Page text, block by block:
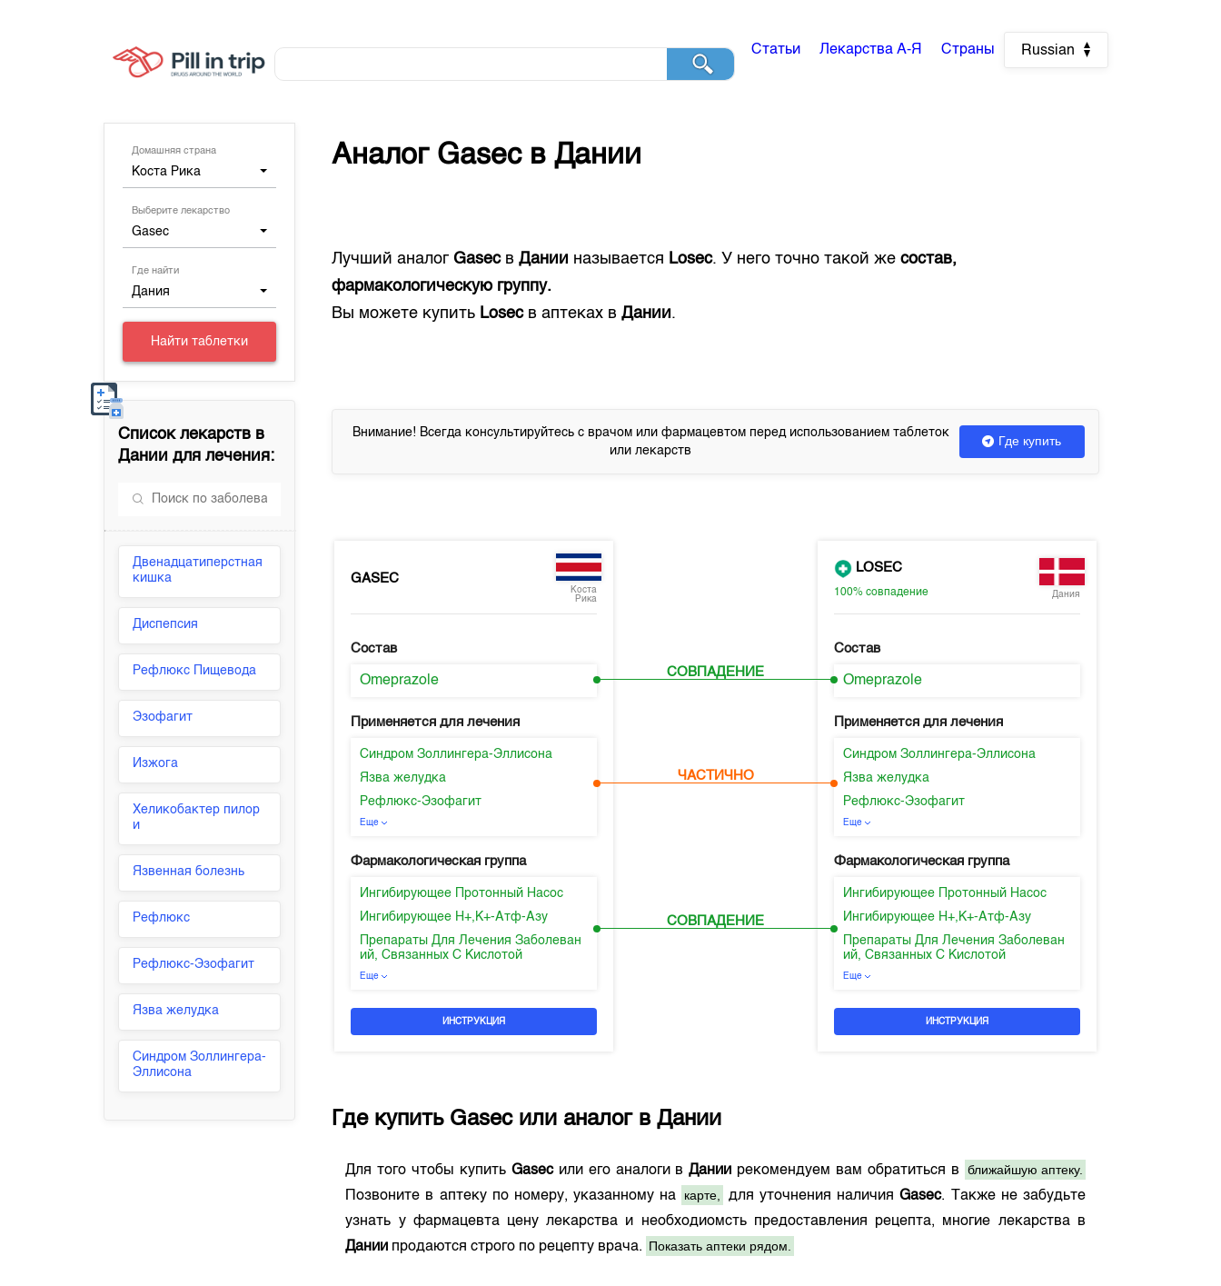
Статьи Лекарства А-Я Страны Russian
Домашняя страна
Коста Рика
Выберите лекарство
Gasec
Где найти
Дания
Найти таблетки
Список лекарств в
Дании для лечения:
Двенадцатиперстная
кишка
Диспепсия
Рефлюкс Пищевода
Эзофагит
Изжога
Хеликобактер пилор
и
Язвенная болезнь
Рефлюкс
Рефлюкс-Эзофагит
Язва желудка
Синдром Золлингера-
Эллисона
Аналог GasecвДании
Лучший аналогGasecвДании называется Losec. У него точно такой же состав,
фармакологическую группу.
Вы можете купить Losecв аптеках вДании.
Внимание! Всегда консультируйтесь с врачом или фармацевтом перед использованием таблеток
или лекарств
Где купить
GASEC
Коста
Рика
Состав
Omeprazole
Применяется для лечения
Синдром Золлингера-Эллисона
Язва желудка
Рефлюкс-Эзофагит
Еще
Фармакологическая группа
Ингибирующее Протонный Насос
Ингибирующее H+,K+-Атф-Азу
Препараты Для Лечения Заболеван
ий, Связанных С Кислотой
Еще
ИНСТРУКЦИЯ
СОВПАДЕНИЕ
ЧАСТИЧНО
СОВПАДЕНИЕ
LOSEC
100% совпадение Дания
Состав
Omeprazole
Применяется для лечения
Синдром Золлингера-Эллисона
Язва желудка
Рефлюкс-Эзофагит
Еще
Фармакологическая группа
Ингибирующее Протонный Насос
Ингибирующее H+,K+-Атф-Азу
Препараты Для Лечения Заболеван
ий, Связанных С Кислотой
Еще
ИНСТРУКЦИЯ
Где купить Gasecили аналог вДании
Для того чтобы купить Gasecили его аналоги вДании рекомендуем вам обратиться в
ближайшую аптеку.
Позвоните в аптеку по номеру, указанному на
карте, для уточнения наличияGasec. Также не забудьте
узнать у фармацевта цену лекарства и необходиомсть предоставления рецепта, многие лекарства в
Дании продаются строго по рецепту врача. Показать аптеки рядом.